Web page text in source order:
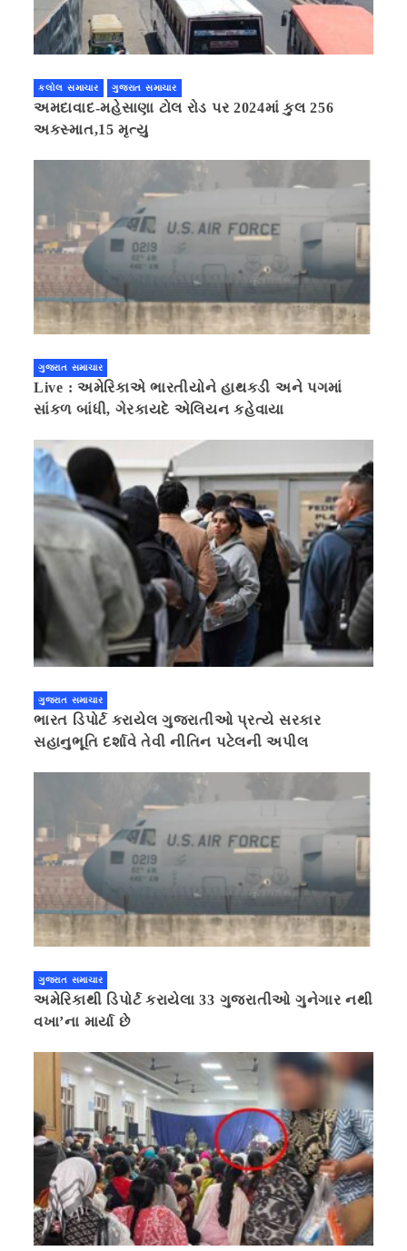
કલોલ સમાચાર ગુજરાત સમાચાર
અમદાવાદ-મહેસાણા ટોલ રોડ પર 2024માં કુલ 256
અકસ્માત,15 મૃત્યુ
ગુજરાત સમાચાર
Live : અમેરિકાએ ભારતીયોને હાથકડી અને પગમાં
સાંકળ બાંધી, ગેરકાયદે એલિયન કહેવાયા
ગુજરાત સમાચાર
ભારત ડિપોર્ટ કરાયેલ ગુજરાતીઓ પ્રત્યે સરકાર
સહાનુભૂતિ દર્શાવે તેવી નીતિન પટેલની અપીલ
ગુજરાત સમાચાર
અમેરિકાથી ડિપોર્ટ કરાયેલા 33 ગુજરાતીઓ ગુનેગાર નથી
વખા’ના માર્યા છે